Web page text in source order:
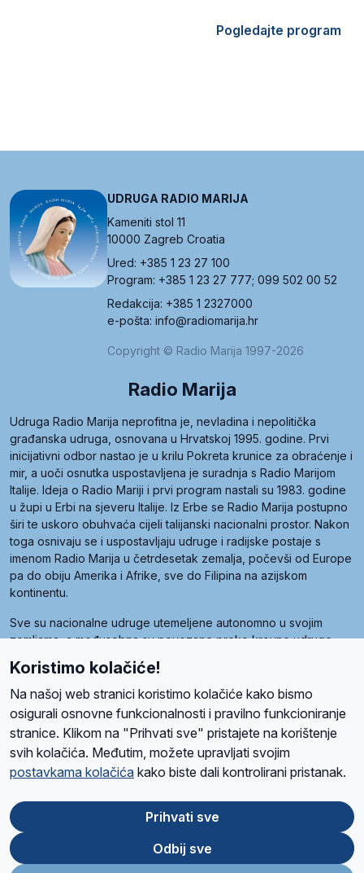
Pogledajte program
UDRUGA RADIO MARIJA
Kameniti stol 11
10000 Zagreb Croatia
Ured: +385 1 23 27 100
Program: +385 1 23 27 777; 099 502 00 52
Redakcija: +385 1 2327000
e-pošta: info@radiomarija.hr
Copyright © Radio Marija 1997-2026
Radio Marija
Udruga Radio Marija neprofitna je, nevladina i nepolitička
građanska udruga, osnovana u Hrvatskoj 1995. godine. Prvi
inicijativni odbor nastao je u krilu Pokreta krunice za obraćenje i
mir, a uoči osnutka uspostavljena je suradnja s Radio Marijom
Italije. Ideja o Radio Mariji i prvi program nastali su 1983. godine
u župi u Erbi na sjeveru Italije. Iz Erbe se Radio Marija postupno
širi te uskoro obuhvaća cijeli talijanski nacionalni prostor. Nakon
toga osnivaju se i uspostavljaju udruge i radijske postaje s
imenom Radio Marija u četrdesetak zemalja, počevši od Europe
pa do obiju Amerika i Afrike, sve do Filipina na azijskom
kontinentu.
Sve su nacionalne udruge utemeljene autonomno u svojim
zemljama, a međusobna su povezane preko krovne udruge
Radio Maria). Svjetsku obitelj utemeljilo je sedam članica, među
kojima je i hrvatska Udruga Radio Marija.
O namaRadio ProgramVolonteriPrijateljiKontaktPravila privatnosti
Ova stranica je zaštićena Google reCAPTCHA sustavom
Store
Google
Play
Koristimo kolačiće!
Na našoj web stranici koristimo kolačiće kako bismo
osigurali osnovne funkcionalnosti i pravilno funkcioniranje
stranice. Klikom na "Prihvati sve" pristajete na korištenje
svih kolačića. Međutim, možete upravljati svojim
postavkama kolačića kako biste dali kontrolirani pristanak.
Prihvati sve
Odbij sve